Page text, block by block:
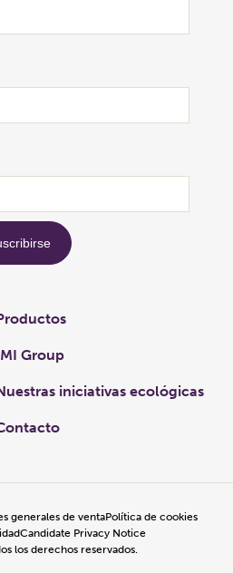
Group
iniciativas ecológicas
los derechos reservados.
generales de ventaPolítica de cookies
Candidate Privacy Notice